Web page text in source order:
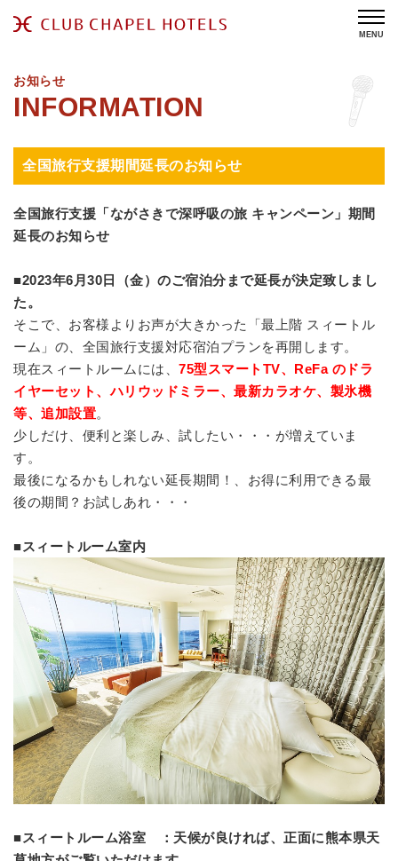
MENU
お知らせ
全国旅行支援期間延長のお知らせ
全国旅行支援「ながさきで深呼吸の旅 キャンペーン」期間
延長のお知らせ
■2023年6月30日（金）のご宿泊分まで延長が決定致しまし
た。
そこで、お客様よりお声が大きかった「最上階 スィートル
ーム」の、全国旅行支援対応宿泊プランを再開します。
現在スィートルームには、 75型スマートTV、ReFa のドラ
イヤーセット、ハリウッドミラー、最新カラオケ、製氷機
等、追加設置。
少しだけ、便利と楽しみ、試したい・・・が増えていま
す。
最後になるかもしれない延長期間！、お得に利用できる最
後の期間？お試しあれ・・・
■スィートルーム室内
■スィートルーム浴室 ：天候が良ければ、正面に熊本県天